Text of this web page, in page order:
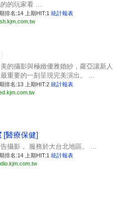
的玩家看 ...
期排名:14 上期HIT:1 統計報表
的攝影與極緻優雅婚紗，蘿亞讓新人
重要的一刻呈現完美演出。 ...
期排名:13 上期HIT:2 統計報表
[醫療保健]
攝影， 服務於大台北地區。 ...
期排名:14 上期HIT:1 統計報表